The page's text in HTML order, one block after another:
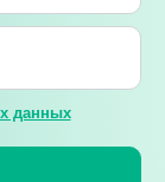
данных